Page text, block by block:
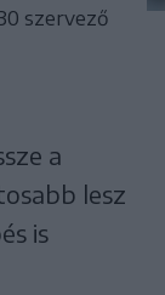
szervező
a
lesz
is